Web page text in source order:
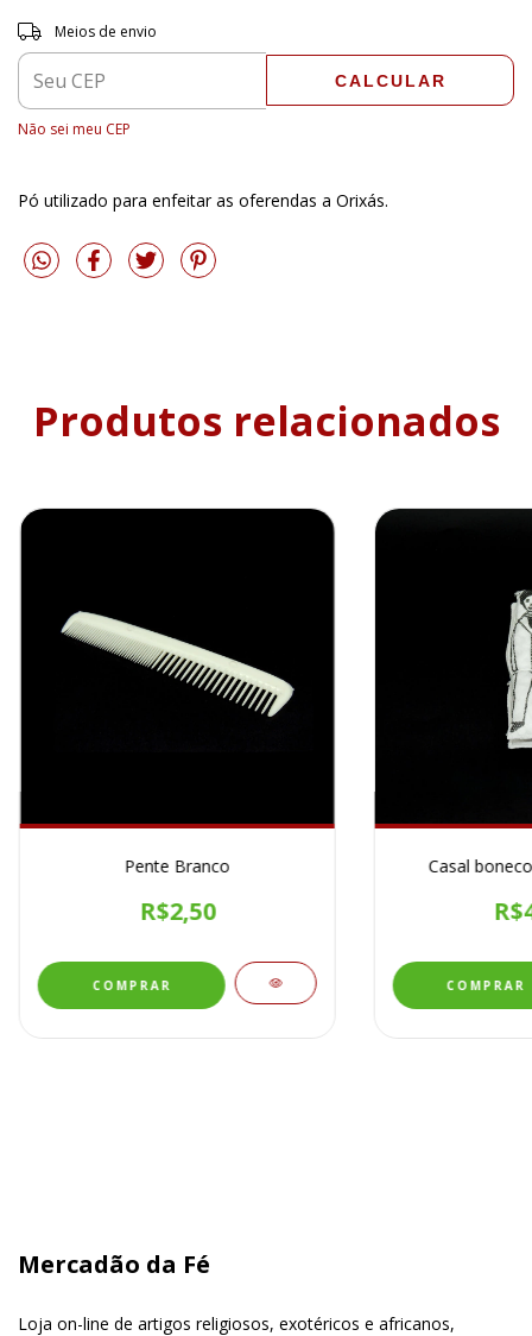
Entregas para o CEP:
Meios de envio
CALCULAR
Não sei meu CEP
Pó utilizado para enfeitar as oferendas a Orixás.
Produtos relacionados
Pente Branco
R$2,50
Casal
Mercadão da Fé
Loja on-line de artigos religiosos, exotéricos e africanos,